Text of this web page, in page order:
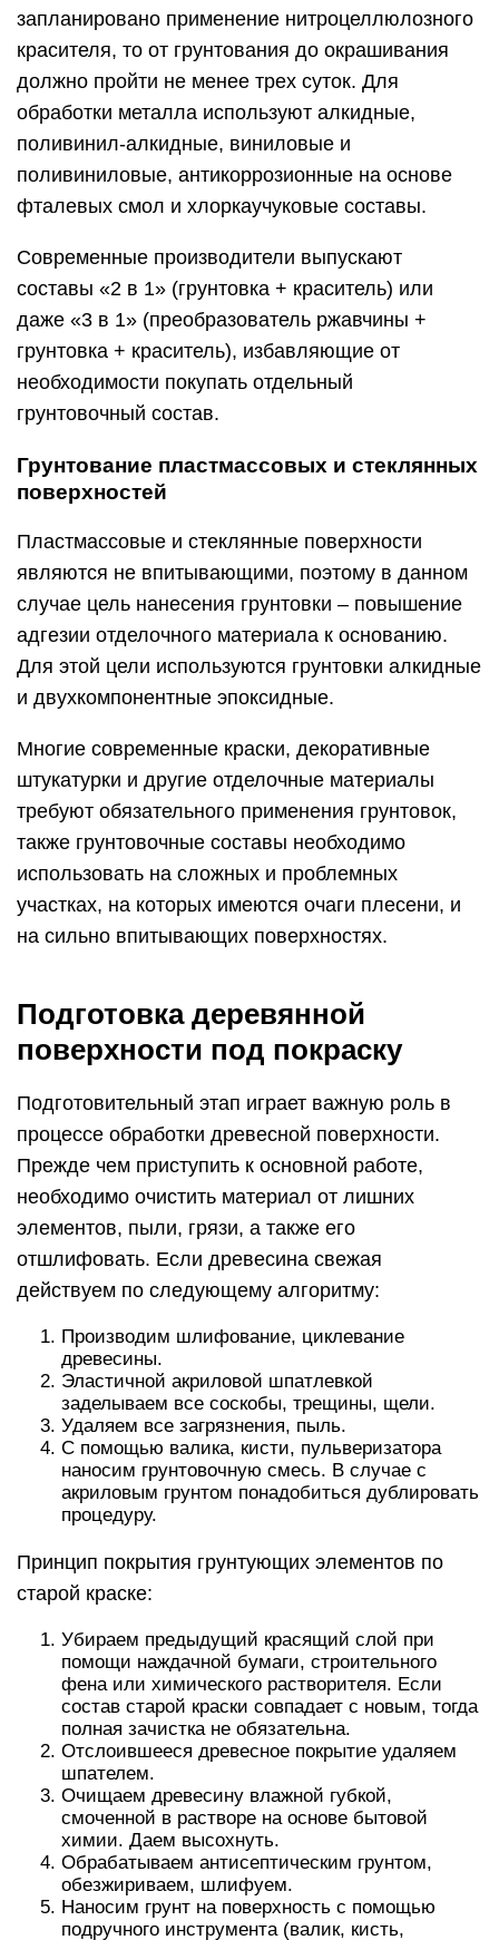
запланировано применение нитроцеллюлозного
красителя, то от грунтования до окрашивания
должно пройти не менее трех суток. Для
обработки металла используют алкидные,
поливинил-алкидные, виниловые и
поливиниловые, антикоррозионные на основе
фталевых смол и хлоркаучуковые составы.
Современные производители выпускают
составы «2 в 1» (грунтовка + краситель) или
даже «3 в 1» (преобразователь ржавчины +
грунтовка + краситель), избавляющие от
необходимости покупать отдельный
грунтовочный состав.
Грунтование пластмассовых и стеклянных
поверхностей
Пластмассовые и стеклянные поверхности
являются не впитывающими, поэтому в данном
случае цель нанесения грунтовки – повышение
адгезии отделочного материала к основанию.
Для этой цели используются грунтовки алкидные
и двухкомпонентные эпоксидные.
Многие современные краски, декоративные
штукатурки и другие отделочные материалы
требуют обязательного применения грунтовок,
также грунтовочные составы необходимо
использовать на сложных и проблемных
участках, на которых имеются очаги плесени, и
на сильно впитывающих поверхностях.
Подготовка деревянной
поверхности под покраску
Подготовительный этап играет важную роль в
процессе обработки древесной поверхности.
Прежде чем приступить к основной работе,
необходимо очистить материал от лишних
элементов, пыли, грязи, а также его
отшлифовать. Если древесина свежая
действуем по следующему алгоритму:
Производим шлифование, циклевание
древесины.
Эластичной акриловой шпатлевкой
заделываем все соскобы, трещины, щели.
Удаляем все загрязнения, пыль.
С помощью валика, кисти, пульверизатора
наносим грунтовочную смесь. В случае с
акриловым грунтом понадобиться дублировать
процедуру.
Принцип покрытия грунтующих элементов по
старой краске:
Убираем предыдущий красящий слой при
помощи наждачной бумаги, строительного
фена или химического растворителя. Если
состав старой краски совпадает с новым, тогда
полная зачистка не обязательна.
Отслоившееся древесное покрытие удаляем
шпателем.
Очищаем древесину влажной губкой,
смоченной в растворе на основе бытовой
химии. Даем высохнуть.
Обрабатываем антисептическим грунтом,
обезжириваем, шлифуем.
Наносим грунт на поверхность с помощью
подручного инструмента (валик, кисть,